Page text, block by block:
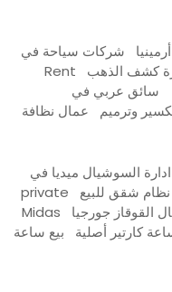
شركات سياحة في
كشف الذهب
Rent
سائق عربي في
وترميم عمال نظافة
السوشيال ميديا في
نظام شقق للبيع
private
القوقاز جورجيا
Midas
كارتير أصلية
بيع ساعة